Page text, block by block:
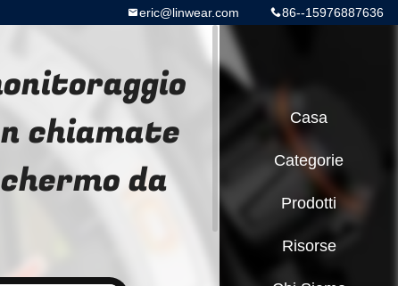
86--15976887636
eric@linwear.com
chiamate
da
Casa
Categorie
Prodotti
Risorse